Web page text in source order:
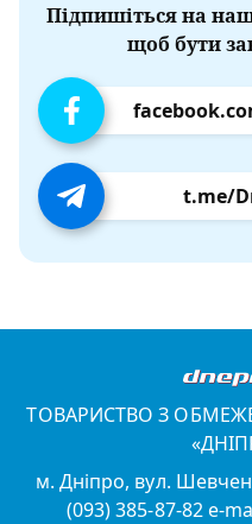
Підпишіться на
щоб бути
t.me/
ТОВАРИСТВО З
м. Дніпро, вул.
(093) 385-87-82 e-